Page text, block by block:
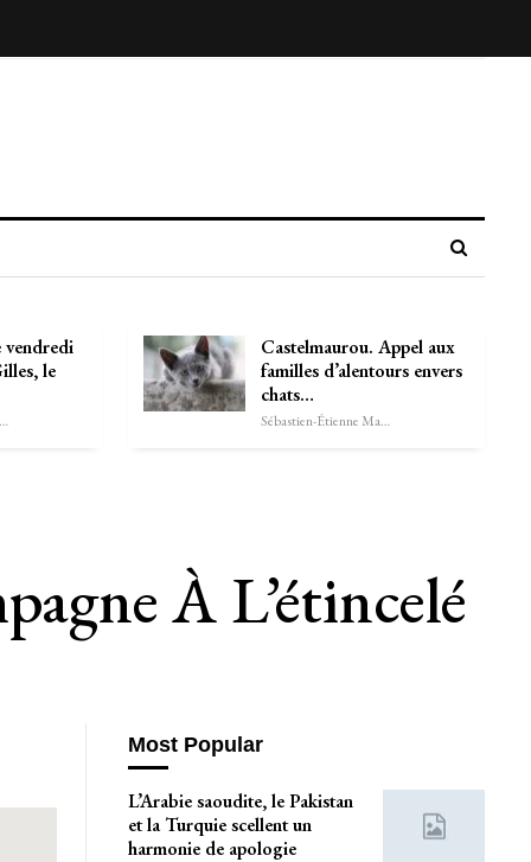
vendredi
le
Sébastien-Étienne Marechal
Castelmaurou. Appel aux
familles d’alentours envers
chats…
Sébastien-Étienne Marechal
À L’étincelé
Most Popular
L’Arabie saoudite, le Pakistan
et la Turquie scellent un
harmonie de apologie